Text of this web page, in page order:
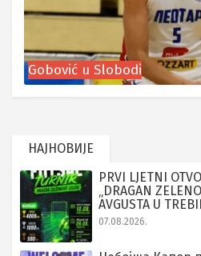
Gobović u Slobodi
НАЈНОВИЈЕ
PRVI LJETNI
„DRAGAN
AVGUSTA U
07.08.2026.